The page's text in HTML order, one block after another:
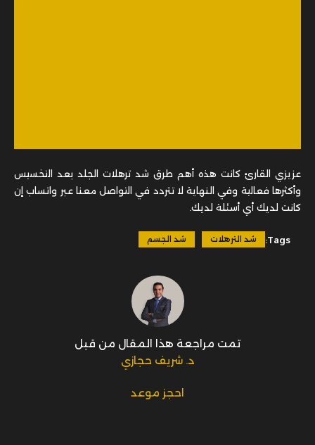
عزيزي القارئ كانت هذه أهم طرق شد ترهلات الجلد بعد التخسيس
وأكثرها فعالية وفي النهاية لا تتردد في التواصل معنا عبر واتساب إن
كانت لديك أي أسئلة لديك.
Tags: شد الترهلات شد الجسم
تمت مراجعة هذا المقال من قبل
د. شريف حجازي
احجز موعد